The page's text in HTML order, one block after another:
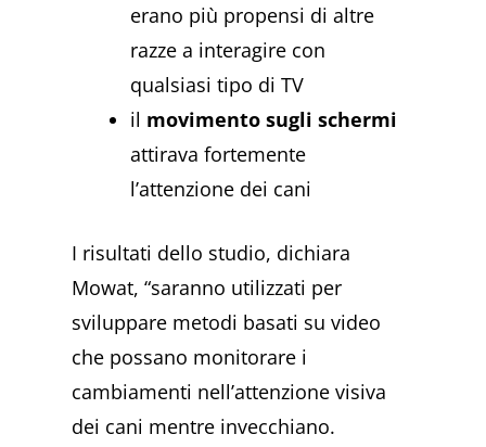
erano più propensi di altre
razze a interagire con
qualsiasi tipo di TV
il movimento sugli schermi
attirava fortemente
l’attenzione dei cani
I risultati dello studio, dichiara
Mowat, “saranno utilizzati per
sviluppare metodi basati su video
che possano monitorare i
cambiamenti nell’attenzione visiva
dei cani mentre invecchiano.